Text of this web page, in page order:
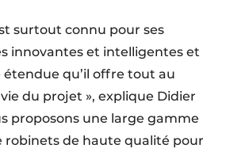
surtout connu pour ses
innovantes et intelligentes et
étendue qu’il offre tout au
du projet », explique Didier
proposons une large gamme
robinets de haute qualité pour